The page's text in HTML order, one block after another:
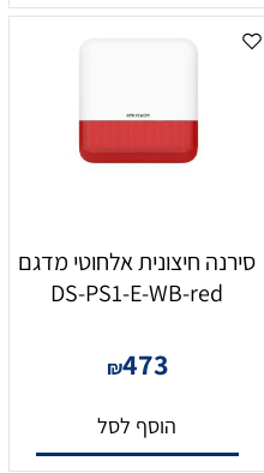
סירנה חיצונית אלחוטי מדגם
DS-PS1-E-WB-red
₪473
הוסף לסל